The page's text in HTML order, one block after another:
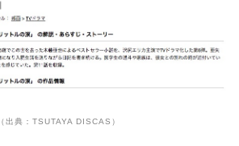
（出典：TSUTAYA DISCAS）